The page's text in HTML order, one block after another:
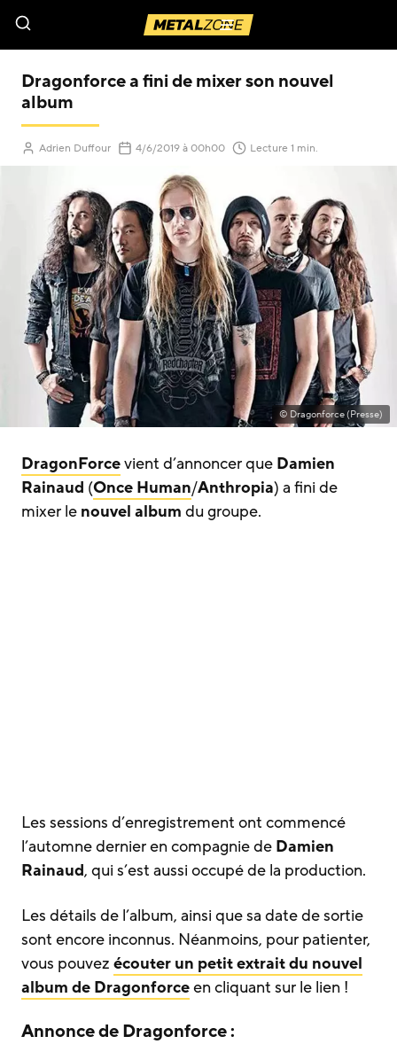
Menu
Dragonforce a fini de mixer son nouvel
album
Adrien Duffour 4/6/2019(Mis à jour le)
à 00h00 Lecture 1 min.
© Dragonforce (Presse)
DragonForcevient d’annoncer que Damien
Rainaud (Once Human/Anthropia) a fini de
mixer le nouvel album du groupe.
Les sessions d’enregistrement ont commencé
l’automne dernier en compagnie de Damien
Rainaud, qui s’est aussi occupé de la production.
Les détails de l’album, ainsi que sa date de sortie
sont encore inconnus. Néanmoins, pour patienter,
vous pouvez écouter un petit extrait du nouvel
album de Dragonforceen cliquant sur le lien !
Annonce de Dragonforce :